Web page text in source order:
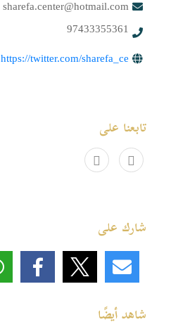
sharefa.center@hotmail.com
97433355361
https://twitter.com/sharefa_ce...
تابعنا على
شارك على
شاهد أيضًا